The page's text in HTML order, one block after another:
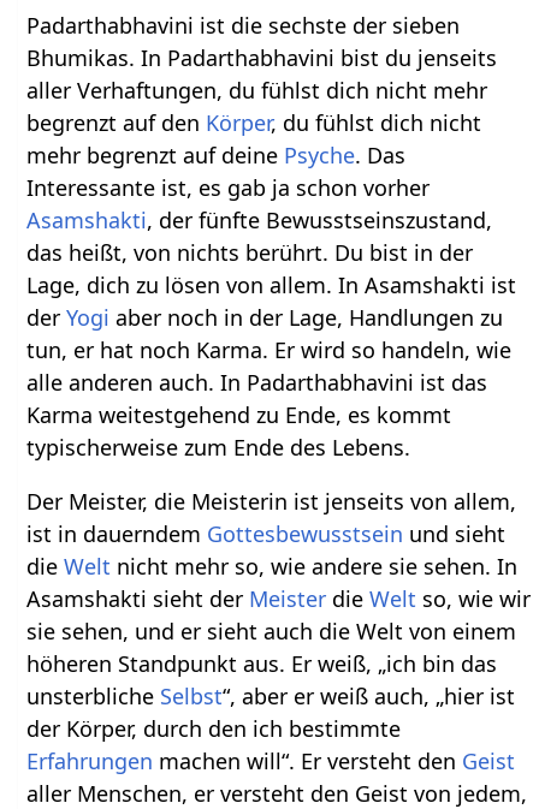
Padarthabhavini ist die sechste der sieben
Bhumikas. In Padarthabhavini bist du jenseits
aller Verhaftungen, du fühlst dich nicht mehr
begrenzt auf den Körper, du fühlst dich nicht
mehr begrenzt auf deine Psyche. Das
Interessante ist, es gab ja schon vorher
Asamshakti, der fünfte Bewusstseinszustand,
das heißt, von nichts berührt. Du bist in der
Lage, dich zu lösen von allem. In Asamshakti ist
derYogi aber noch in der Lage, Handlungen zu
tun, er hat noch Karma. Er wird so handeln, wie
alle anderen auch. In Padarthabhavini ist das
Karma weitestgehend zu Ende, es kommt
typischerweise zum Ende des Lebens.
Der Meister, die Meisterin ist jenseits von allem,
ist in dauerndem Gottesbewusstsein und sieht
dieWelt nicht mehr so, wie andere sie sehen. In
Asamshakti sieht der Meister dieWelt so, wie wir
sie sehen, und er sieht auch die Welt von einem
höheren Standpunkt aus. Er weiß, „ich bin das
unsterbliche Selbst“, aber er weiß auch, „hier ist
der Körper, durch den ich bestimmte
Erfahrungen machen will“. Er versteht den Geist
aller Menschen, er versteht den Geist von jedem,